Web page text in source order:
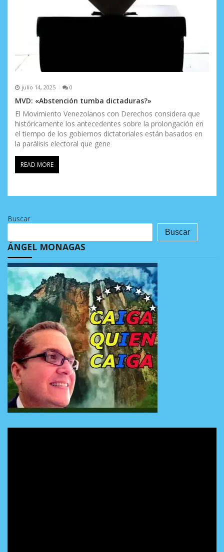
julio 14, 2025 0
MVD: «Abstención tumba dictaduras?»
El Movimiento Venezolanos con Derechos considera que
históricamente los antecedentes sobre la prolongación en
el tiempo de los gobiernos dictatoriales están basados en
la parálisis electoral que gene
READ MORE
Buscar
Buscar
ÁNGEL MONAGAS